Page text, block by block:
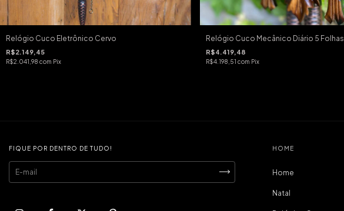
Relógio Cuco Eletrônico Cervo
R$2.149,45
R$2.041,98 com Pix
Relógio Cuco Mecânico Diário 5 Folhas
R$4.419,48
R$4.198,51 com Pix
FIQUE POR DENTRO DE TUDO! HOME
Home
Natal